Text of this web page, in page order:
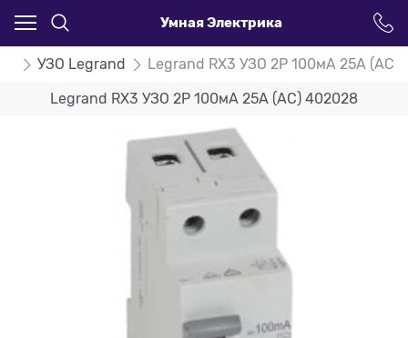
Умная Электрика
УЗО Legrand Legrand RX3 УЗО 2P 100мА 25А (AC)
Legrand RX3 УЗО 2P 100мА 25А (AC) 402028